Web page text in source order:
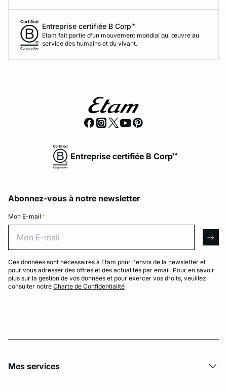
Entreprise certifiée B Corp™
Etam fait partie d’un mouvement mondial qui œuvre au
service des humains et du vivant.
Entreprise certifiée B Corp™
Abonnez-vous à notre newsletter
Mon E-mail *
Ces données sont nécessaires à Etam pour l'envoi de la newsletter et
pour vous adresser des offres et des actualités par email. Pour en savoir
plus sur la gestion de vos données et pour exercer vos droits, veuillez
consulter notre Charte de Confidentialité
Mes services